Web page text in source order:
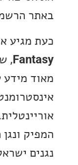
הרשמי שלו –
אלבום
, שלצערי
מידע עליו,
עם
יחד עם
ונגן הבס,
ישראלים